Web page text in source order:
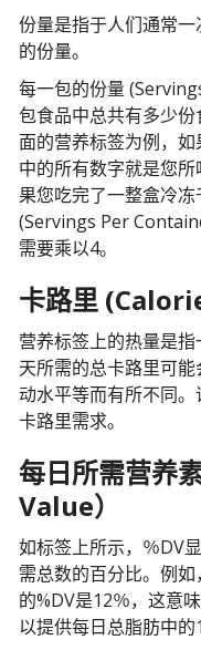
份量是指于人们通常
的份量。
每一包的份量
包食品中总共有多少
面的营养标签为例，
中的所有数字就是您
果您吃完了一整盒冷
(Servings Per
需要乘以4。
卡路里
营养标签上的热量是
天所需的总卡路里可
动水平等而有所不同
卡路里需求。
每日所需营养
Value）
如标签上所示，％DV
需总数的百分比。例
的%DV是12％，这意
以提供每日总脂肪中的